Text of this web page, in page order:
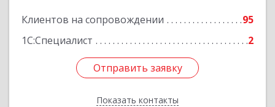
Клиентов на сопровождении
95
1С:Специалист
2
Отправить заявку
Показать контакты
Подробнее
Отправить заявку
Назад